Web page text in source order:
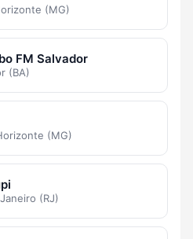
(MG)
FM Salvador
(BA)
(MG)
(RJ)